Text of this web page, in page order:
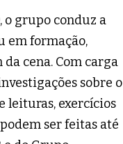
o grupo conduz a
em formação,
cena. Com carga
sobre o
leituras, exercícios
ser feitas até